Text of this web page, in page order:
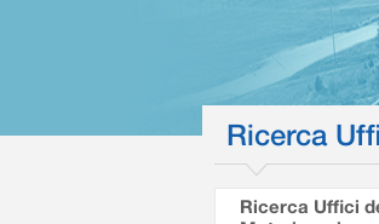
Ricerca
Ricerca Uffici